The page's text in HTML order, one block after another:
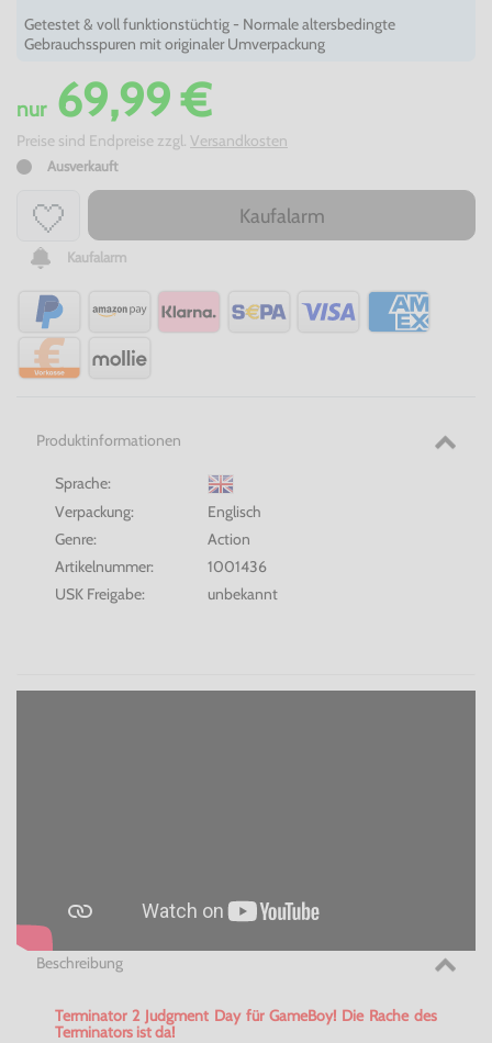
Getestet & voll funktionstüchtig - Normale altersbedingte
Gebrauchsspuren mit originaler Umverpackung
nur69,99 €
Preise sind Endpreise zzgl. Versandkosten
Ausverkauft
Kaufalarm
Kaufalarm
Produktinformationen
Sprache:
Verpackung:
Englisch
Genre:
Action
Artikelnummer:
1001436
USK Freigabe:
unbekannt
Beschreibung
Terminator 2 Judgment Day für GameBoy! Die Rache des
Terminators ist da!